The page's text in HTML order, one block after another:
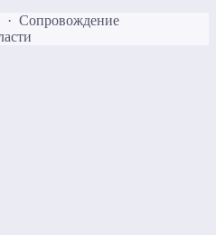
· Сопровождение